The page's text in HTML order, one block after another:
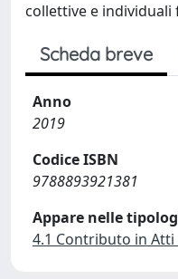
collettive e
Scheda breve
Anno
2019
Codice ISBN
9788893921381
Appare nelle
4.1 Contributo in